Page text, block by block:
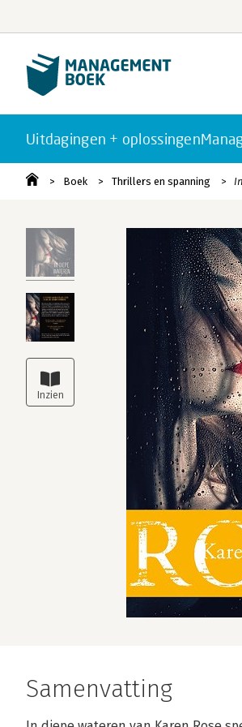
Uitdagingen + oplossingen
Boek Thrillers en spanning
Samenvatting